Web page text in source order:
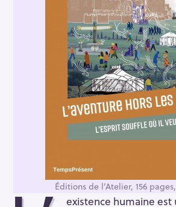
Éditions de l’Atelier, 156
existence humaine est